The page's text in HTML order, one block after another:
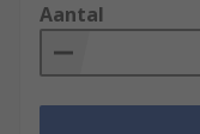
Aantal